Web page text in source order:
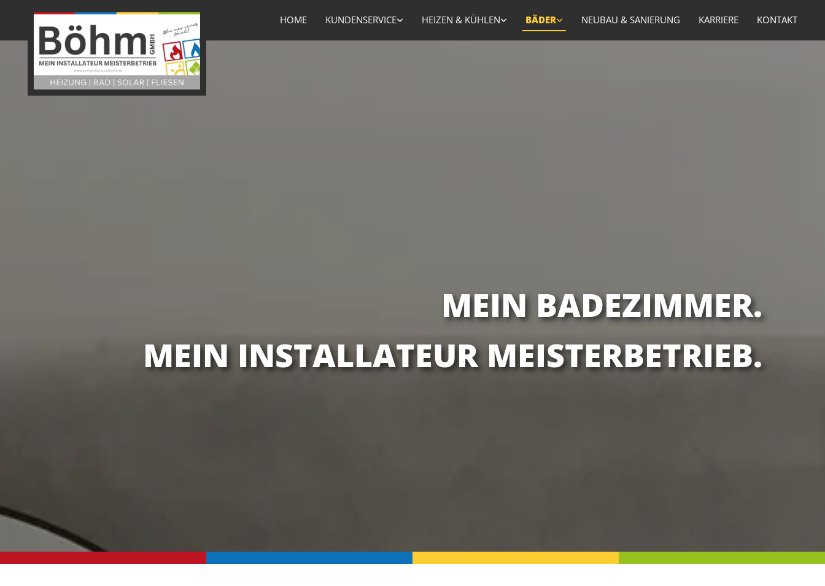
HOME KUNDENSERVICE HEIZEN & KÜHLEN BÄDER NEUBAU & SANIERUNG KARRIERE KONTAKT
MEIN BADEZIMMER.
MEIN INSTALLATEUR MEISTERBETRIEB.